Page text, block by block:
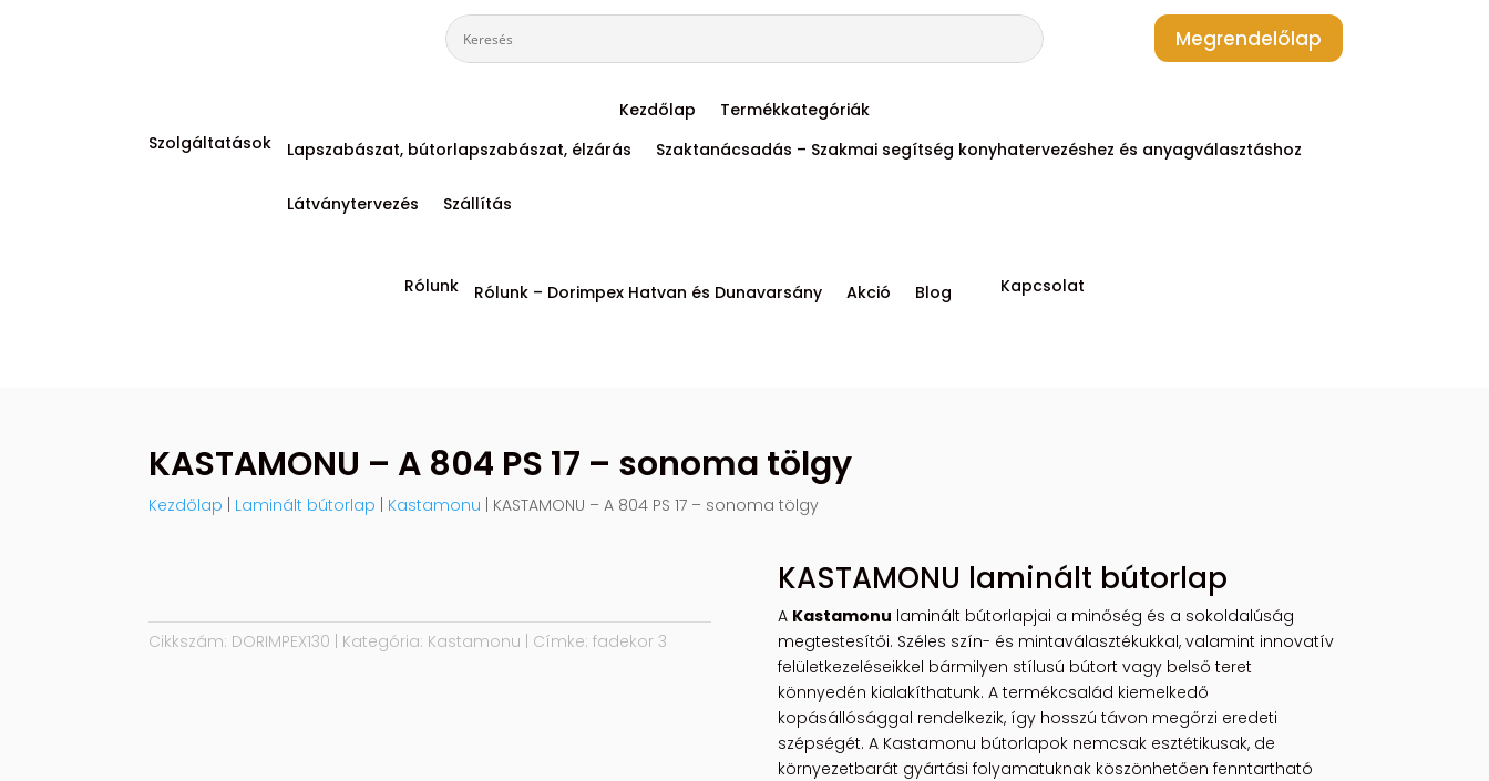
Megrendelőlap
Kezdőlap
Termékkategóriák
Szolgáltatások
Lapszabászat, bútorlapszabászat, élzárás Szaktanácsadás – Szakmai segítség konyhatervezéshez és anyagválasztáshoz
Látványtervezés Szállítás
Rólunk Rólunk – Dorimpex Hatvan és Dunavarsány Akció Blog Kapcsolat
KASTAMONU – A 804 PS 17 – sonoma tölgy
Kezdőlap | Laminált bútorlap | Kastamonu | KASTAMONU – A 804 PS 17 – sonoma tölgy
Cikkszám: DORIMPEX130 Kategória: Kastamonu Címke:fadekor 3
KASTAMONU laminált bútorlap
A Kastamonu laminált bútorlapjai a minőség és a sokoldalúság
megtestesítői. Széles szín- és mintaválasztékukkal, valamint innovatív
felületkezeléseikkel bármilyen stílusú bútort vagy belső teret
könnyedén kialakíthatunk. A termékcsalád kiemelkedő
kopásállósággal rendelkezik, így hosszú távon megőrzi eredeti
szépségét. A Kastamonu bútorlapok nemcsak esztétikusak, de
környezetbarát gyártási folyamatuknak köszönhetően fenntartható